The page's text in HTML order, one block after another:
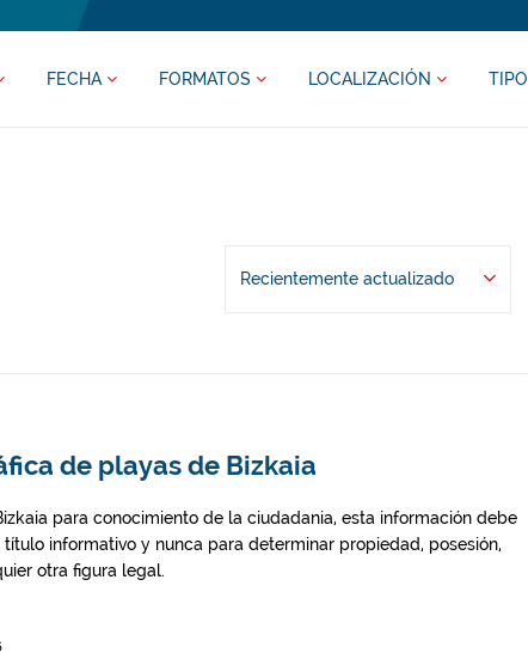
FECHA FORMATOS LOCALIZACIÓN TIPO
Recientemente actualizado
de playas de Bizkaia
para conocimiento de la ciudadania, esta información debe
título informativo y nunca para determinar propiedad, posesión,
otra figura legal.